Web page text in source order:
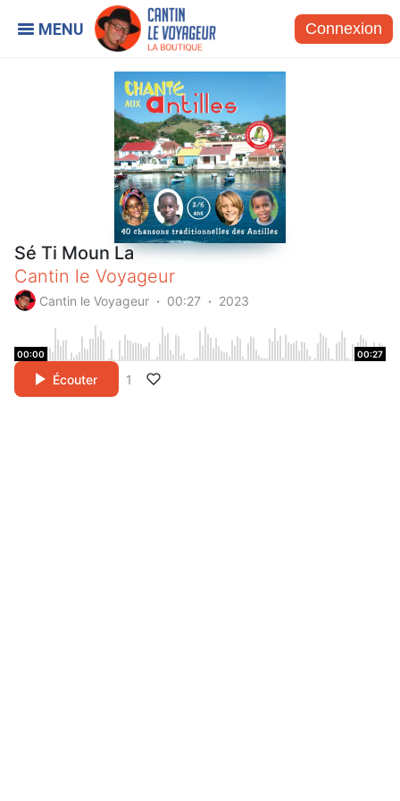
Connexion
Sé Ti Moun La
Cantin le Voyageur
Cantin le Voyageur 00:27 2023
00:00 00:27
Écouter 1